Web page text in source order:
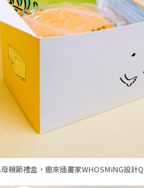
親節禮盒，邀來插畫家WHOSMiNG設計